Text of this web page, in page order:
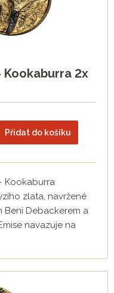
Kookaburra 2x
Přidat do košíku
Kookaburra
zlata, navržené
Beni Debackerem a
navazuje na